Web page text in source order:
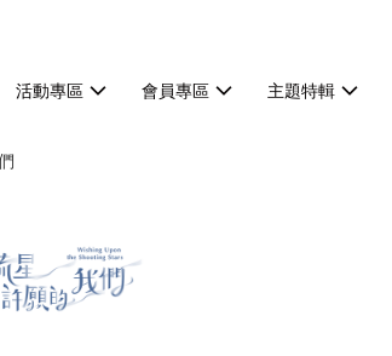
活動專區 會員專區 主題特輯